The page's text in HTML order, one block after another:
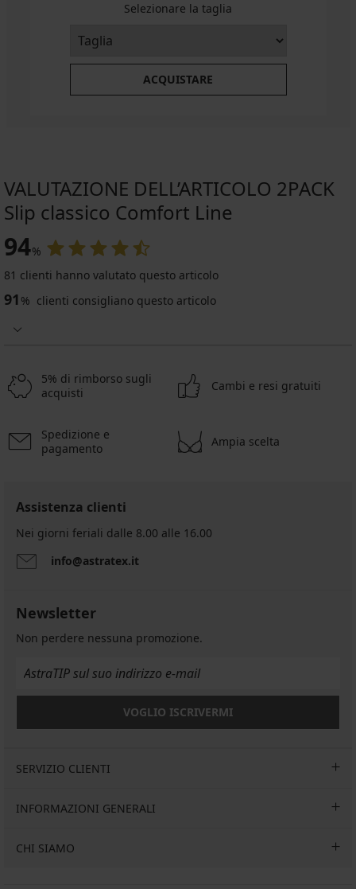
Selezionare la taglia
ACQUISTARE
VALUTAZIONE DELL’ARTICOLO 2PACK
Slip classico Comfort Line
94%
81 clienti hanno valutato questo articolo
91 % clienti consigliano questo articolo
5% di rimborso sugli
acquisti
Cambi e resi gratuiti
Spedizione e
pagamento
Ampia scelta
Assistenza clienti
Nei giorni feriali dalle 8.00 alle 16.00
info@astratex.it
Newsletter
Non perdere nessuna promozione.
VOGLIO ISCRIVERMI
SERVIZIO CLIENTI
INFORMAZIONI GENERALI
CHI SIAMO